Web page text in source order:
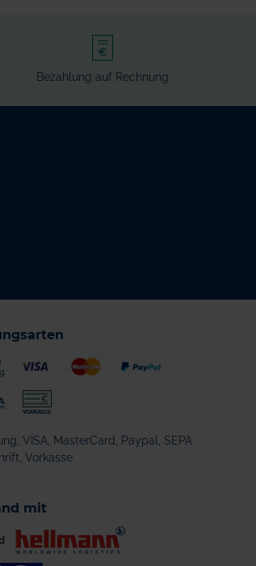
Bezahlung auf Rechnung
VISA, MasterCard, Paypal, SEPA
Vorkasse
mit